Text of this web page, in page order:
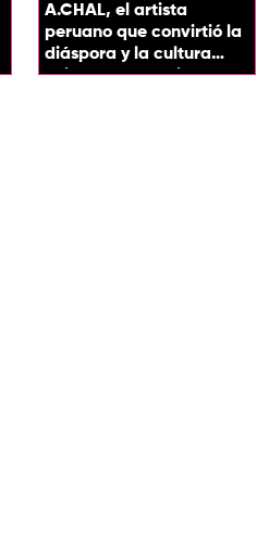
A.CHAL, el artista
peruano que convirtió la
diáspora y la cultura
chicha en su sonido